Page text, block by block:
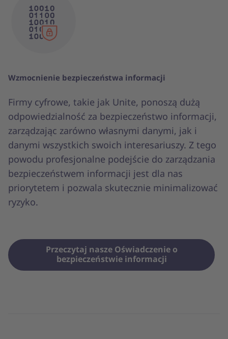
Wzmocnienie bezpieczeństwa informacji
Firmy cyfrowe, takie jak Unite, ponoszą dużą
odpowiedzialność za bezpieczeństwo informacji,
zarządzając zarówno własnymi danymi, jak i
danymi wszystkich swoich interesariuszy. Z tego
powodu profesjonalne podejście do zarządzania
bezpieczeństwem informacji jest dla nas
priorytetem i pozwala skutecznie minimalizować
ryzyko.
Przeczytaj nasze Oświadczenie o
bezpieczeństwie informacji